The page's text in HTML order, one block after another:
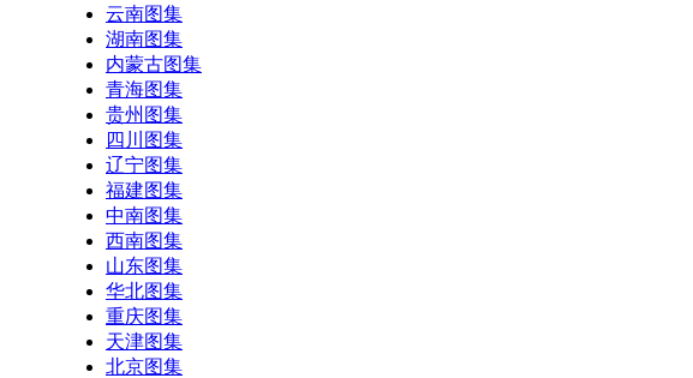
云南图集
湖南图集
内蒙古图集
青海图集
贵州图集
四川图集
辽宁图集
福建图集
中南图集
西南图集
山东图集
华北图集
重庆图集
天津图集
北京图集